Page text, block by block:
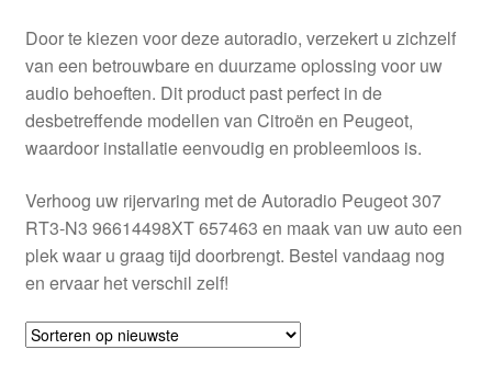
Over ons
Privacybeleid
Winkelwagen
Door te kiezen voor deze autoradio, verzekert u zichzelf
van een betrouwbare en duurzame oplossing voor uw
audio behoeften. Dit product past perfect in de
desbetreffende modellen van Citroën en Peugeot,
waardoor installatie eenvoudig en probleemloos is.
Verhoog uw rijervaring met de Autoradio Peugeot 307
RT3-N3 96614498XT 657463 en maak van uw auto een
plek waar u graag tijd doorbrengt. Bestel vandaag nog
en ervaar het verschil zelf!